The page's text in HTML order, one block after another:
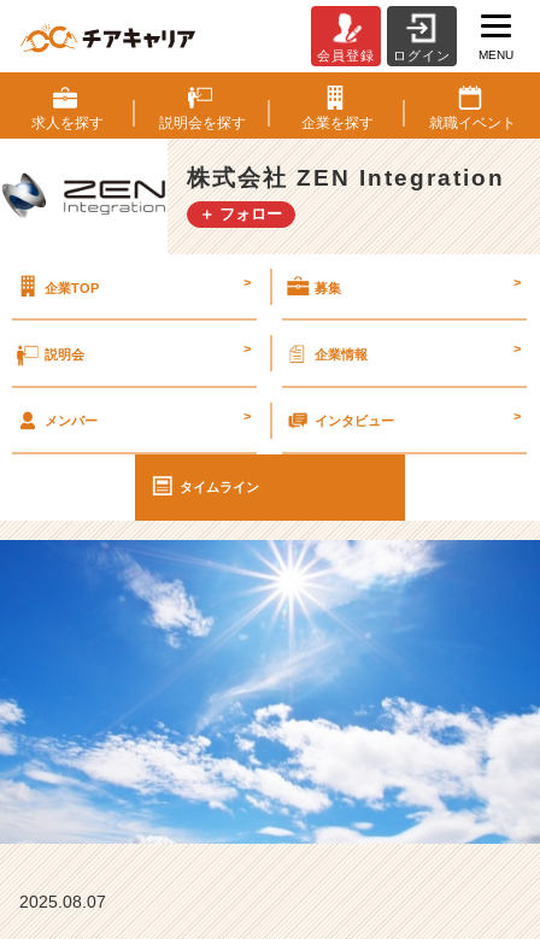
談】
も
う
人
間
が
る
じ
よ
ー！
#
2
卒
7
卒
【株
式
会
Z
会員登録 ログイン MENU
求人を探す 説明会を探す 企業を探す 就職イベント
株式会社 ZEN Integration
＋ フォロー
企業TOP > 募集 >
説明会 > 企業情報 >
メンバー > インタビュー >
タイムライン
2025.08.07